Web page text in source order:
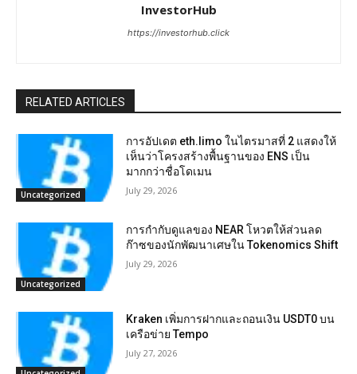
InvestorHub
https://investorhub.click
RELATED ARTICLES
Uncategorized
การอัปเดต eth.limo ในไตรมาสที่ 2 แสดงให้
เห็นว่าโครงสร้างพื้นฐานของ ENS เป็น
มากกว่าชื่อโดเมน
July 29, 2026
Uncategorized
การกำกับดูแลของ NEAR โหวตให้ส่วนลด
ก๊าซของนักพัฒนาเศษใน Tokenomics Shift
July 29, 2026
Kraken เพิ่มการฝากและถอนเงิน USDT0 บน
เครือข่าย Tempo
July 27, 2026